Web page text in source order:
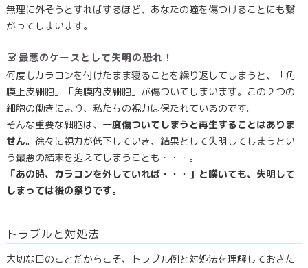
無理に外そうとすればするほど、あなたの瞳を傷つけることにも繋
がってしまいます。
最悪のケースとして失明の恐れ！
何度もカラコンを付けたまま寝ることを繰り返してしまうと、「角
膜上皮細胞」「角膜内皮細胞」が傷ついてしまいます。この２つの
細胞の働きにより、私たちの視力は保たれているのです。
そんな重要な細胞は、 一度傷ついてしまうと再生することはありま
せん。 徐々に視力が低下していき、結果として失明してしまうとい
う最悪の結末を迎えてしまうことも・・・。
「あの時、カラコンを外していれば・・・」と嘆いても、失明して
しまっては後の祭りです。
トラブルと対処法
大切な目のことだからこそ、トラブル例と対処法を理解しておきた